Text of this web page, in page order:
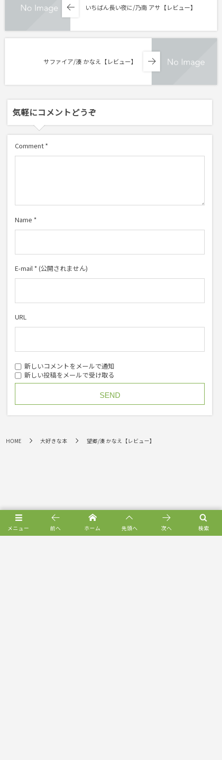
いちばん長い夜に/乃南 アサ【レビュー】
サファイア/湊 かなえ【レビュー】
気軽にコメントどうぞ
Comment *
Name *
E-mail * (公開されません)
URL
新しいコメントをメールで通知
新しい投稿をメールで受け取る
HOME 大好きな本 望郷/湊 かなえ【レビュー】
メニュー 検索
前へ ホーム 先頭へ 次へ